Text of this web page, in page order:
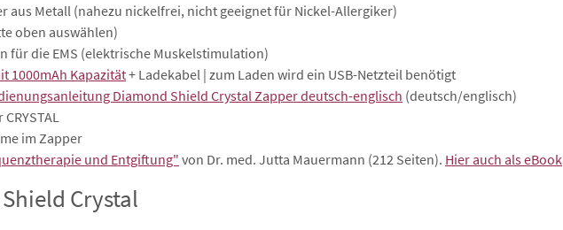
aus Metall (nahezu nickelfrei, nicht geeignet für Nickel-Allergiker)
oben auswählen)
für die EMS (elektrische Muskelstimulation)
1000mAh Kapazität+ Ladekabel | zum Laden wird ein USB-Netzteil benötigt
Diamond Shield Crystal Zapper deutsch-englisch (deutsch/englisch)
im Zapper
und Entgiftung" von Dr. med. Jutta Mauermann (212 Seiten). Hier auch als eBook
Crystal